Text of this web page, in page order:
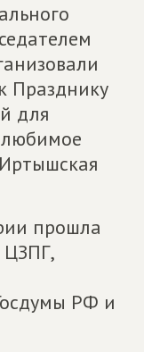
Празднику
для
прошла
ЦЗПГ,
РФ и